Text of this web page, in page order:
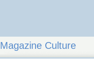
Magazine Culture